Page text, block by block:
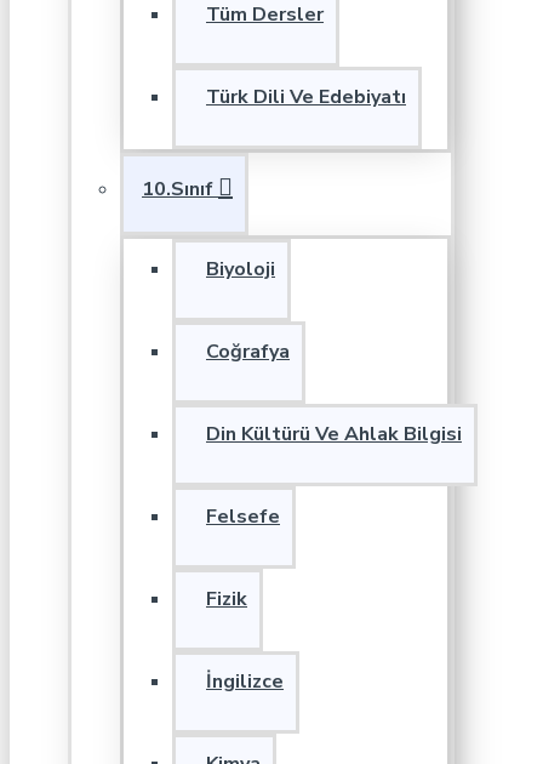
Tüm Dersler
Türk Dili Ve Edebiyatı
10.Sınıf
Biyoloji
Coğrafya
Din Kültürü Ve Ahlak Bilgisi
Felsefe
Fizik
İngilizce